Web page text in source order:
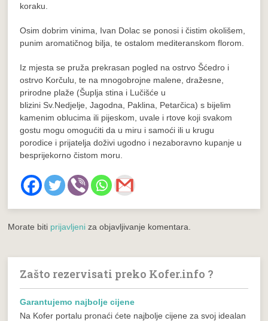
koraku.
Osim dobrim vinima, Ivan Dolac se ponosi i čistim okolišem,
punim aromatičnog bilja, te ostalom mediteranskom florom.
Iz mjesta se pruža prekrasan pogled na ostrvo Šćedro i
ostrvo Korčulu, te na mnogobrojne malene, dražesne,
prirodne plaže (Šuplja stina i Lučišće u
blizini Sv.Nedjelje ,Jagodna Paklina Petarčica) s bijelim
kamenim oblucima ili pijeskom, uvale i rtove koji svakom
gostu mogu omogućiti da u miru i samoći ili u krugu
porodice i prijatelja doživi ugodno i nezaboravno kupanje u
besprijekorno čistom moru.
Morate biti prijavljeni za objavljivanje komentara.
Zašto rezervisati preko Kofer.info ?
Garantujemo najbolje cijene
Na Kofer portalu pronaći ćete najbolje cijene za svoj idealan